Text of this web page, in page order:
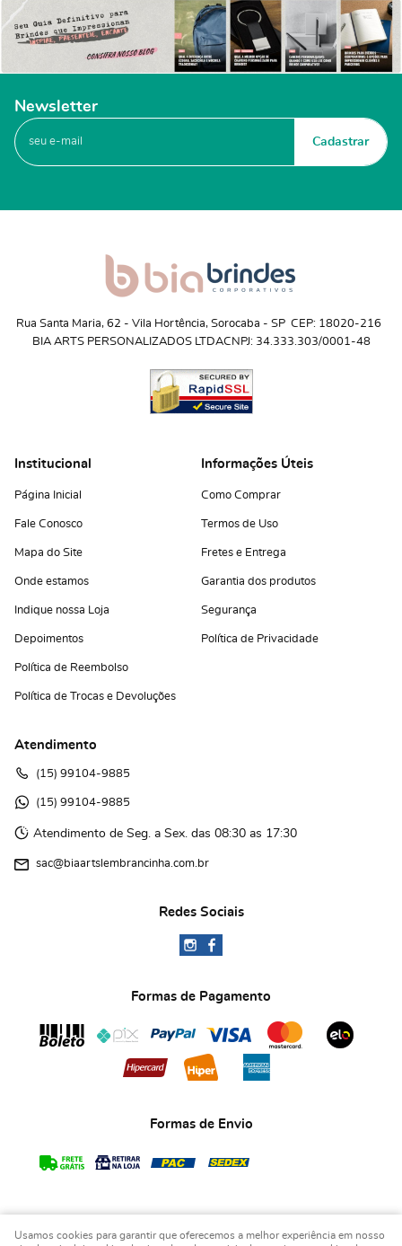
Newsletter
Cadastrar
Rua Santa Maria, 62 - Vila Hortência, Sorocaba - SP CEP: 18020-216
BIA ARTS PERSONALIZADOS LTDACNPJ: 34.333.303/0001-48
Institucional
Página Inicial
Fale Conosco
Mapa do Site
Onde estamos
Indique nossa Loja
Depoimentos
Política de Reembolso
Política de Trocas e Devoluções
Informações Úteis
Como Comprar
Termos de Uso
Fretes e Entrega
Garantia dos produtos
Segurança
Política de Privacidade
Atendimento
(15) 99104-9885
(15) 99104-9885
Atendimento de Seg. a Sex. das 08:30 as 17:30
sac@biaartslembrancinha.com.br
Redes Sociais
Formas de Pagamento
Formas de Envio
COPYRIGHT BIA ART'S LEMBRANCINHAS - 2026 - TODOS OS DIREITOS RESERVADOS.
Usamos cookies para garantir que oferecemos a melhor experiência em nosso